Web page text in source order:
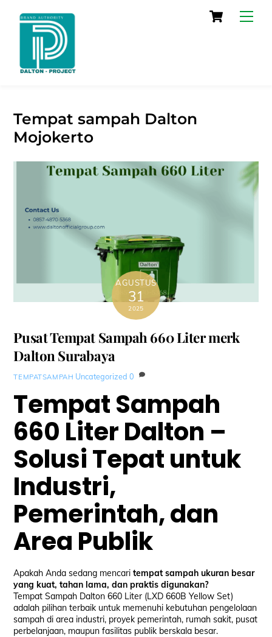
Cart
Tempat sampah Dalton
Mojokerto
AGUSTUS
31
2025
Pusat Tempat Sampah 660 Liter merk
Dalton Surabaya
TEMPATSAMPAH Uncategorized 0
Tempat Sampah
660 Liter Dalton –
Solusi Tepat untuk
Industri,
Pemerintah, dan
Area Publik
Apakah Anda sedang mencaritempat sampah ukuran besar
yang kuat, tahan lama, dan praktis digunakan?
Tempat Sampah Dalton 660 Liter (LXD 660B Yellow Set)
adalah pilihan terbaik untuk memenuhi kebutuhan pengelolaan
sampah di area industri, proyek pemerintah, rumah sakit, pusat
perbelanjaan, maupun fasilitas publik berskala besar.